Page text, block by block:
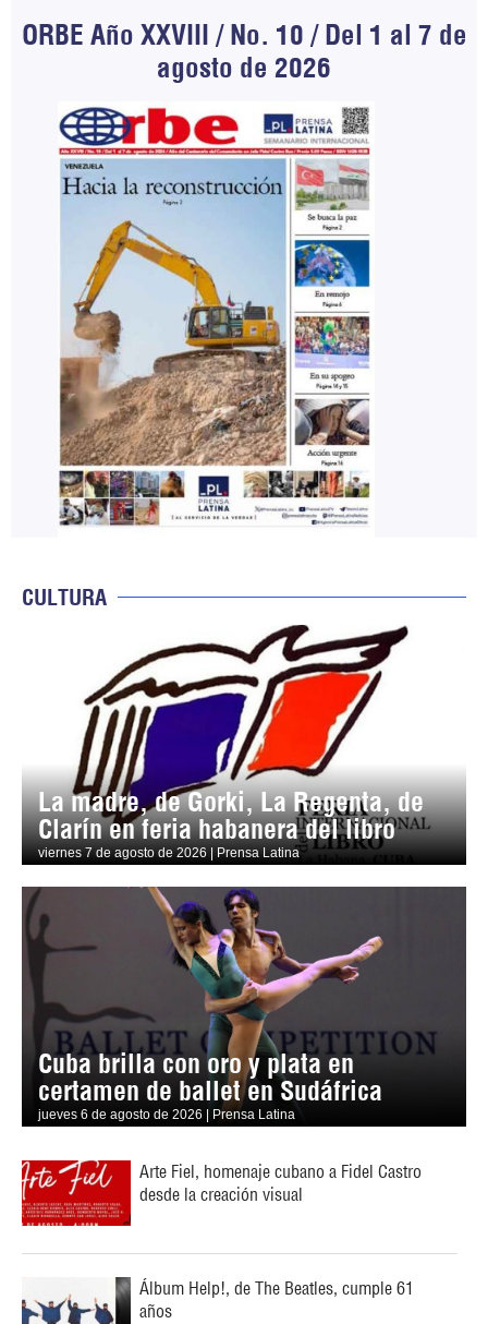
ORBE Año XXVIII / No. 10 / Del 1 al 7 de
agosto de 2026
CULTURA
La madre, de Gorki, La Regenta, de
Clarín en feria habanera del libro
viernes 7 de agosto de 2026 | Prensa Latina
Cuba brilla con oro y plata en
certamen de ballet en Sudáfrica
jueves 6 de agosto de 2026 | Prensa Latina
Arte Fiel, homenaje cubano a Fidel Castro
desde la creación visual
Álbum Help!, de The Beatles, cumple 61
años